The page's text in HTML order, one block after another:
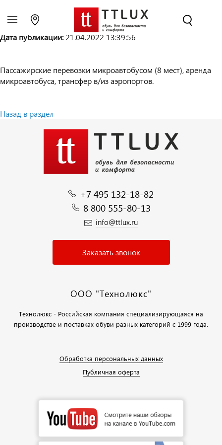
Добавить объявление | Мои
объявления
Дата публикации:21.04.2022 13:39:56
Пассажирские перевозки микроавтобусом (8 мест), аренда
микроавтобуса, трансфер в/из аэропортов.
Назад в раздел
+7 495 132-18-82
8 800 555-80-13
info@ttlux.ru
Заказать звонок
ООО "Технолюкс"
Технолюкс - Российская компания специализирующаяся на
производстве и поставках обуви разных категорий с 1999 года.
Обработка персональных данных
Публичная оферта